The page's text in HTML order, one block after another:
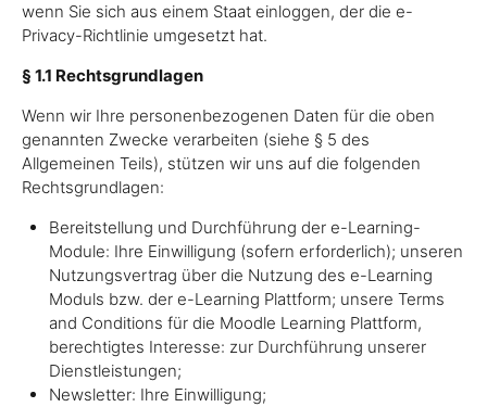
wenn Sie sich aus einem Staat einloggen, der die e-
Privacy-Richtlinie umgesetzt hat.
§ 1.1 Rechtsgrundlagen
Wenn wir Ihre personenbezogenen Daten für die oben
genannten Zwecke verarbeiten (siehe § 5 des
Allgemeinen Teils), stützen wir uns auf die folgenden
Rechtsgrundlagen:
Bereitstellung und Durchführung der e-Learning-
Module: Ihre Einwilligung (sofern erforderlich); unseren
Nutzungsvertrag über die Nutzung des e-Learning
Moduls bzw. der e-Learning Plattform; unsere Terms
and Conditions für die Moodle Learning Plattform,
berechtigtes Interesse: zur Durchführung unserer
Dienstleistungen;
Newsletter: Ihre Einwilligung;